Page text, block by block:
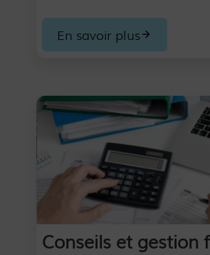
En savoir plus
Conseils et gestion